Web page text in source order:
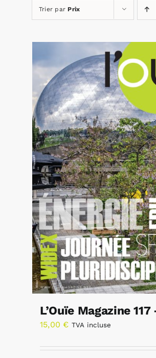
Trier parPrix
L’Ouïe Magazine
15,00 € TVA incluse